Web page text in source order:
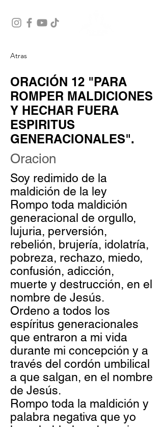
Atras
ORACIÓN 12 "PARA
ROMPER MALDICIONES
Y HECHAR FUERA
ESPIRITUS
GENERACIONALES".
Oracion
Soy redimido de la
maldición de la ley
Rompo toda maldición
generacional de orgullo,
lujuria, perversión,
rebelión, brujería, idolatría,
pobreza, rechazo, miedo,
confusión, adicción,
muerte y destrucción, en el
nombre de Jesús.
Ordeno a todos los
espíritus generacionales
que entraron a mi vida
durante mi concepción y a
través del cordón umbilical
a que salgan, en el nombre
de Jesús.
Rompo toda la maldición y
palabra negativa que yo